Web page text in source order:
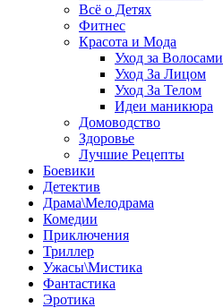
Всё о Детях
Фитнес
Красота и Мода
Уход за Волосами
Уход За Лицом
Уход За Телом
Идеи маникюра
Домоводство
Здоровье
Лучшие Рецепты
Боевики
Детектив
Драма\Мелодрама
Комедии
Приключения
Триллер
Ужасы\Мистика
Фантастика
Эротика